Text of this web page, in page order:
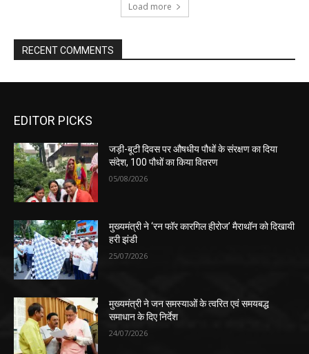
Load more
RECENT COMMENTS
EDITOR PICKS
जड़ी-बूटी दिवस पर औषधीय पौधों के संरक्षण का दिया
संदेश, 100 पौधों का किया वितरण
05/08/2026
मुख्यमंत्री ने ‘रन फॉर कारगिल हीरोज’ मैराथॉन को दिखायी
हरी झंडी
25/07/2026
मुख्यमंत्री ने जन समस्याओं के त्वरित एवं समयबद्ध
समाधान के दिए निर्देश
24/07/2026